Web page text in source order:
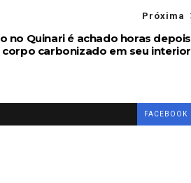
Próxima
no Quinari é achado horas depois
corpo carbonizado em seu interior
FACEBOOK